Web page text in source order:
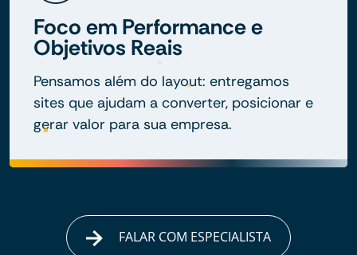
Foco em Performance e
Objetivos Reais
Pensamos além do layout: entregamos
sites que ajudam a converter, posicionar e
gerar valor para sua empresa.
FALAR COM ESPECIALISTA